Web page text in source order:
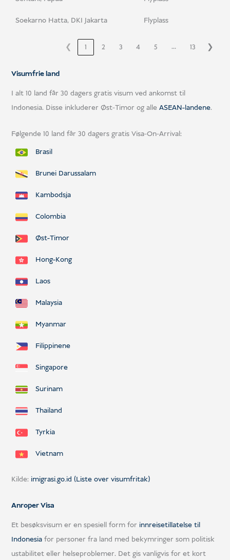
Soekarno Hatta, DKI Jakarta Flyplass
❮ 1 2 3 4 5 … 13 ❯
Visumfrie land
I alt 10 land får 30 dagers gratis visum ved ankomst til
Indonesia. Disse inkluderer Øst-Timor og alleASEAN-landene.
Følgende 10 land får 30 dagers gratis Visa-On-Arrival:
Brasil
Brunei Darussalam
Kambodsja
Colombia
Øst-Timor
Hong-Kong
Laos
Malaysia
Myanmar
Filippinene
Singapore
Surinam
Thailand
Tyrkia
Vietnam
Kilde: imigrasi.go.id (Liste over visumfritak)
Anroper Visa
Et besøksvisum er en spesiell form for innreisetillatelse til
Indonesia for personer fra land med bekymringer som politisk
ustabilitet eller helseproblemer. Det gis vanligvis for et kort